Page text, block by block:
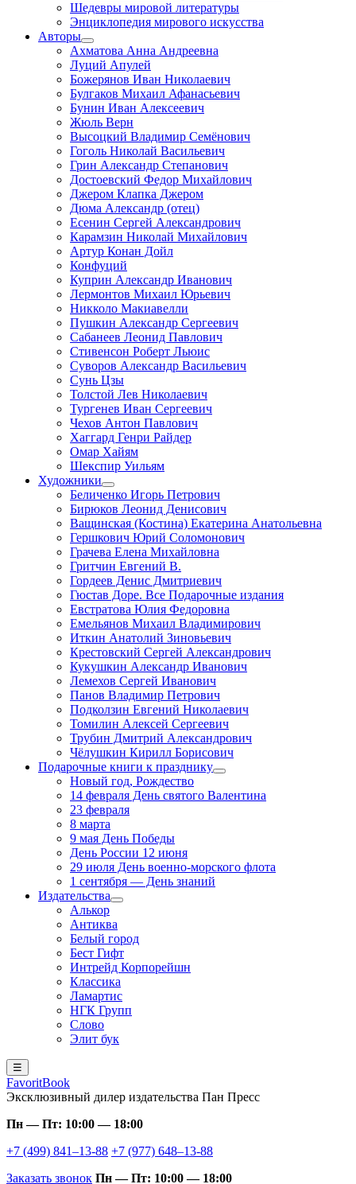
Шедевры мировой литературы
Энциклопедия мирового искусства
Авторы
Ахматова Анна Андреевна
Луций Апулей
Божерянов Иван Николаевич
Булгаков Михаил Афанасьевич
Бунин Иван Алексеевич
Жюль Верн
Высоцкий Владимир Семёнович
Гоголь Николай Васильевич
Грин Александр Степанович
Достоевский Федор Михайлович
Джером Клапка Джером
Дюма Александр (отец)
Есенин Сергей Александрович
Карамзин Николай Михайлович
Артур Конан Дойл
Конфуций
Куприн Александр Иванович
Лермонтов Михаил Юрьевич
Никколо Макиавелли
Пушкин Александр Сергеевич
Сабанеев Леонид Павлович
Стивенсон Роберт Льюис
Суворов Александр Васильевич
Сунь Цзы
Толстой Лев Николаевич
Тургенев Иван Сергеевич
Чехов Антон Павлович
Хаггард Генри Райдер
Омар Хайям
Шекспир Уильям
Художники
Беличенко Игорь Петрович
Бирюков Леонид Денисович
Ващинская (Костина) Екатерина Анатольевна
Гершкович Юрий Соломонович
Грачева Елена Михайловна
Гритчин Евгений В.
Гордеев Денис Дмитриевич
Гюстав Доре. Все Подарочные издания
Евстратова Юлия Федоровна
Емельянов Михаил Владимирович
Иткин Анатолий Зиновьевич
Крестовский Сергей Александрович
Кукушкин Александр Иванович
Лемехов Сергей Иванович
Панов Владимир Петрович
Подколзин Евгений Николаевич
Томилин Алексей Сергеевич
Трубин Дмитрий Александрович
Чёлушкин Кирилл Борисович
Подарочные книги к празднику
Новый год, Рождество
14 февраля День святого Валентина
23 февраля
8 марта
9 мая День Победы
День России 12 июня
29 июля День военно-морского флота
1 сентября — День знаний
Издательства
Алькор
Антиква
Белый город
Бест Гифт
Интрейд Корпорейшн
Классика
Ламартис
НГК Групп
Слово
Элит бук
☰
FavoritBook
Эксклюзивный дилер издательства Пан Пресс
Пн — Пт: 10:00 — 18:00
+7 (499) 841–13-88 +7 (977) 648–13-88
Заказать звонок Пн — Пт: 10:00 — 18:00